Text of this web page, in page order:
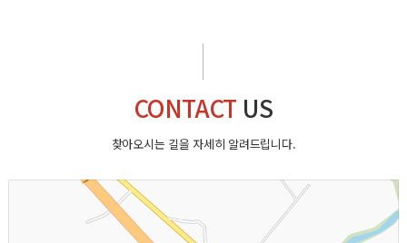
CONTACT US
찾아오시는 길을 자세히 알려드립니다.